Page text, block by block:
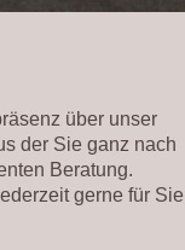
über unser
der Sie ganz nach
Beratung.
gerne für Sie